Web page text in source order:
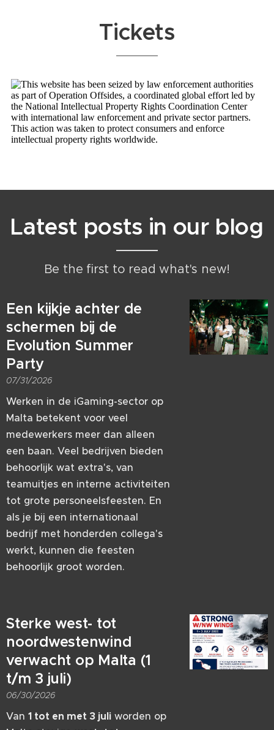
Tickets
Latest posts in our blog
Be the first to read what's new!
Een kijkje achter de
schermen bij de
Evolution Summer
Party
07/31/2026
Werken in de iGaming-sector op
Malta betekent voor veel
medewerkers meer dan alleen
een baan. Veel bedrijven bieden
behoorlijk wat extra's, van
teamuitjes en interne activiteiten
tot grote personeelsfeesten. En
als je bij een internationaal
bedrijf met honderden collega's
werkt, kunnen die feesten
behoorlijk groot worden.
Sterke west- tot
noordwestenwind
verwacht op Malta (1
t/m 3 juli)
06/30/2026
Van 1 tot en met 3 juli worden op